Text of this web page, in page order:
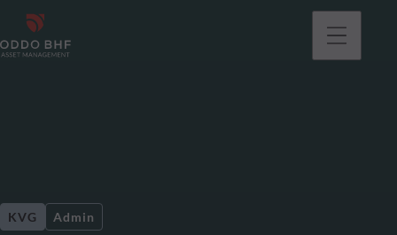
KVG Admin